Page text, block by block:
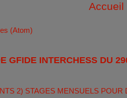
Accueil
(Atom)
GFIDE INTERCHESS DU
2) STAGES MENSUELS POUR